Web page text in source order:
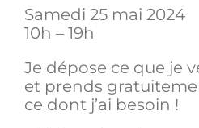
Samedi 25 mai 2024
10h – 19h
Je dépose ce que je
et prends
ce dont j’ai besoin !